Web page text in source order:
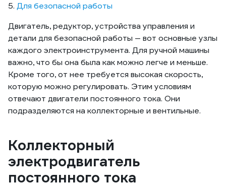
5. Для безопасной работы
Двигатель, редуктор, устройства управления и
детали для безопасной работы — вот основные узлы
каждого электроинструмента. Для ручной машины
важно, что бы она была как можно легче и меньше.
Кроме того, от нее требуется высокая скорость,
которую можно регулировать. Этим условиям
отвечают двигатели постоянного тока. Они
подразделяются на коллекторные и вентильные.
Коллекторный
электродвигатель
постоянного тока